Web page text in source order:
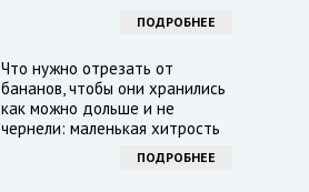
ПОДРОБНЕЕ
Что нужно отрезать от
бананов, чтобы они хранились
как можно дольше и не
чернели: маленькая хитрость
ПОДРОБНЕЕ